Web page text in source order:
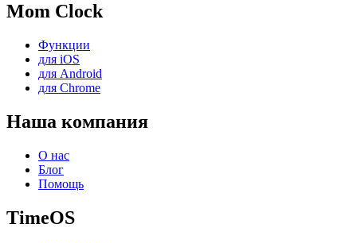
Mom Clock
Функции
для iOS
для Android
для Chrome
Наша компания
О нас
Блог
Помощь
TimeOS